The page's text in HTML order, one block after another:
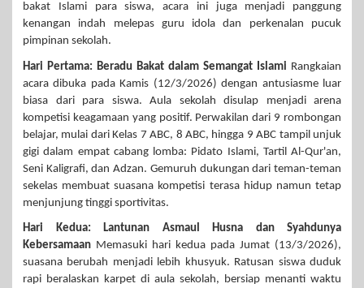
bakat Islami para siswa, acara ini juga menjadi panggung
kenangan indah melepas guru idola dan perkenalan pucuk
pimpinan sekolah.
Hari Pertama: Beradu Bakat dalam Semangat Islami Rangkaian
acara dibuka pada Kamis (12/3/2026) dengan antusiasme luar
biasa dari para siswa. Aula sekolah disulap menjadi arena
kompetisi keagamaan yang positif. Perwakilan dari 9 rombongan
belajar, mulai dari Kelas 7 ABC, 8 ABC, hingga 9 ABC tampil unjuk
gigi dalam empat cabang lomba: Pidato Islami, Tartil Al-Qur'an,
Seni Kaligrafi, dan Adzan. Gemuruh dukungan dari teman-teman
sekelas membuat suasana kompetisi terasa hidup namun tetap
menjunjung tinggi sportivitas.
Hari Kedua: Lantunan Asmaul Husna dan Syahdunya
Kebersamaan Memasuki hari kedua pada Jumat (13/3/2026),
suasana berubah menjadi lebih khusyuk. Ratusan siswa duduk
rapi beralaskan karpet di aula sekolah, bersiap menanti waktu